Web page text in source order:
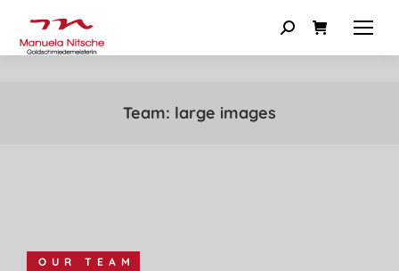
Team: large images
OUR TEAM